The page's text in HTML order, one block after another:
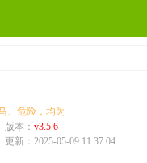
危险，均为误报可放心下载
版本： v3.5.6
更新： 2025-05-09 11:37:04